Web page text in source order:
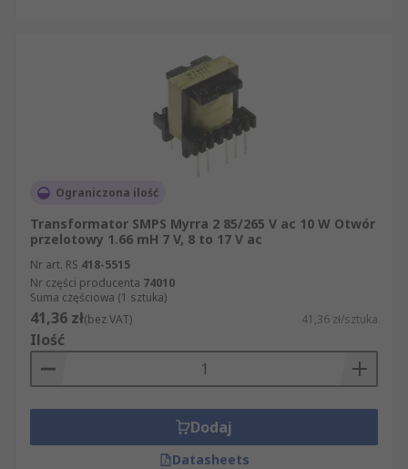
Ograniczona ilość
Transformator SMPS Myrra 2 85/265 V ac 10 W Otwór
przelotowy 1.66 mH 7 V, 8 to 17 V ac
Nr art. RS 418-5515
Nr części producenta 74010
Suma częściowa (1 sztuka)
41,36 zł(bez VAT) 41,36 zł/sztuka
Ilość
Dodaj
Datasheets